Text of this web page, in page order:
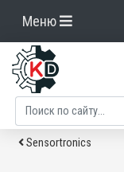
Меню
Sensortronics